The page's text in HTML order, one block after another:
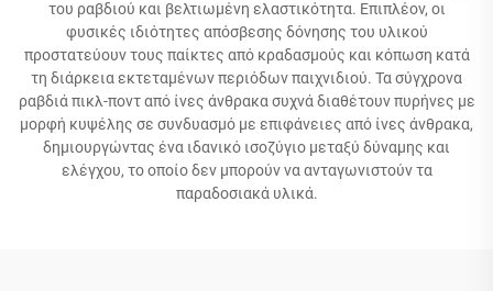
του ραβδιού και βελτιωμένη ελαστικότητα. Επιπλέον, οι
φυσικές ιδιότητες απόσβεσης δόνησης του υλικού
προστατεύουν τους παίκτες από κραδασμούς και κόπωση κατά
τη διάρκεια εκτεταμένων περιόδων παιχνιδιού. Τα σύγχρονα
ραβδιά πικλ-ποντ από ίνες άνθρακα συχνά διαθέτουν πυρήνες με
μορφή κυψέλης σε συνδυασμό με επιφάνειες από ίνες άνθρακα,
δημιουργώντας ένα ιδανικό ισοζύγιο μεταξύ δύναμης και
ελέγχου, το οποίο δεν μπορούν να ανταγωνιστούν τα
παραδοσιακά υλικά.